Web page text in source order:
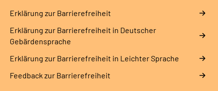
Erklärung zur Barrierefreiheit
Erklärung zur Barrierefreiheit in Deutscher
Gebärdensprache
Erklärung zur Barrierefreiheit in Leichter Sprache
Feedback zur Barrierefreiheit